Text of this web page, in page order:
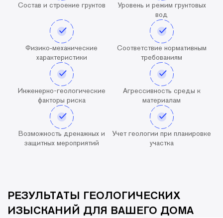
Состав и строение грунтов
Уровень и режим грунтовых
вод
Физико‑механические
характеристики
Соответствие нормативным
требованиям
Инженерно-геологические
факторы риска
Агрессивность среды к
материалам
Возможность дренажных и
защитных мероприятий
Учет геологии при планировке
участка
РЕЗУЛЬТАТЫ ГЕОЛОГИЧЕСКИХ
ИЗЫСКАНИЙ ДЛЯ ВАШЕГО ДОМА